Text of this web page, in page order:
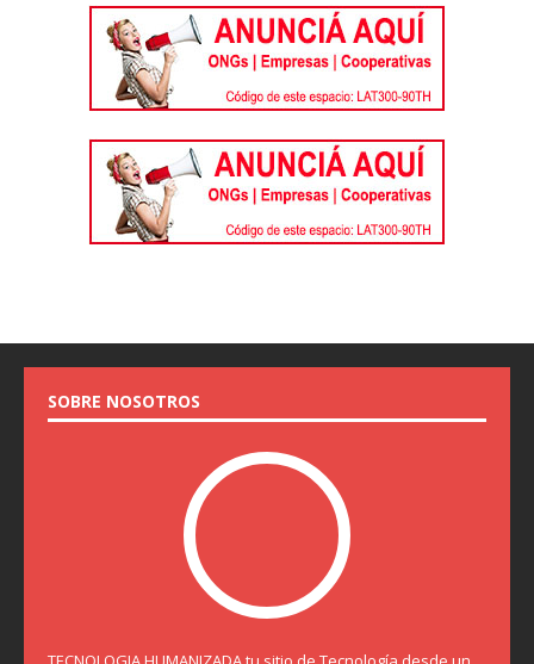
SOBRE NOSOTROS